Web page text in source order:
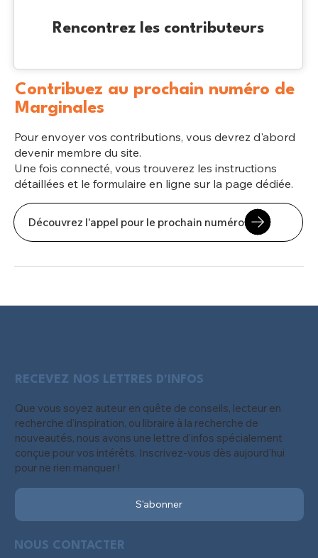
Rencontrez les contributeurs
Contribuez au prochain numéro de
Marginales
Pour envoyer vos contributions, vous devrez d'abord
devenir membre du site.
Une fois connecté, vous trouverez les instructions
détaillées et le formulaire en ligne sur la page dédiée.
Découvrez l'appel pour le prochain numéro
NOUS CONTACTER
RECEVEZ NOS LETTRES D'INFOS
Que vous soyez auteur en quête de conseils, lecteur en
recherche d'inspiration, ou libraire à la recherche de
nouveautés, nous avons une lettre d'infos spécialement
conçue pour vos intérêts. Inscrivez-vous dès aujourd'hui
pour ne rien manquer !
S'abonner